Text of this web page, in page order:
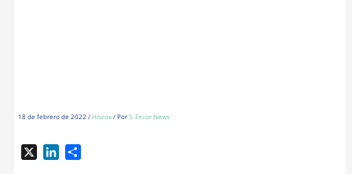
18 de febrero de 2022 /Hiscox/ PorS. Fecor News